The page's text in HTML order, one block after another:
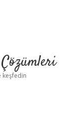
keşfedin